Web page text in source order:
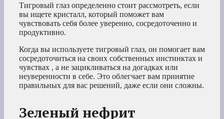
Тигровый глаз определенно стоит рассмотреть, если
вы ищете кристалл, который поможет вам
чувствовать себя более уверенно, сосредоточенно и
продуктивно.
Когда вы используете тигровый глаз, он помогает вам
сосредоточиться на своих собственных инстинктах и ​​
чувствах , а не зацикливаться на догадках или
неуверенности в себе. Это облегчает вам принятие
правильных для вас решений, даже если они сложны.
Зеленый нефрит